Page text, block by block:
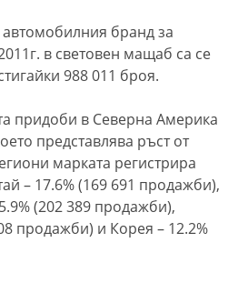
бранд за
в световен мащаб са се
988 011 броя.
придоби в Северна Америка
представлява ръст от
марката регистрира
– 17.6% (169 691 продажби),
(202 389 продажби),
продажби) и Корея – 12.2%